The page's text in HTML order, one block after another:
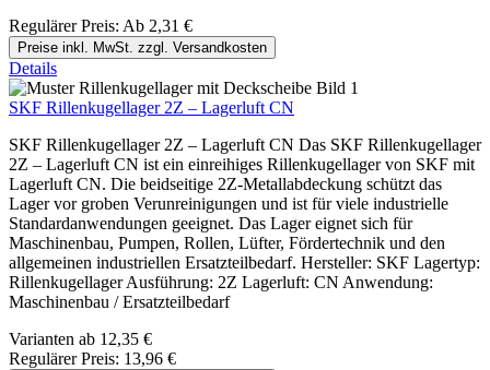
Regulärer Preis: Ab 2,31 €
Preise inkl. MwSt. zzgl. Versandkosten
Details
SKF Rillenkugellager 2Z – Lagerluft CN
SKF Rillenkugellager 2Z – Lagerluft CN Das SKF Rillenkugellager
2Z – Lagerluft CN ist ein einreihiges Rillenkugellager von SKF mit
Lagerluft CN. Die beidseitige 2Z-Metallabdeckung schützt das
Lager vor groben Verunreinigungen und ist für viele industrielle
Standardanwendungen geeignet. Das Lager eignet sich für
Maschinenbau, Pumpen, Rollen, Lüfter, Fördertechnik und den
allgemeinen industriellen Ersatzteilbedarf. Hersteller: SKF Lagertyp:
Rillenkugellager Ausführung: 2Z Lagerluft: CN Anwendung:
Maschinenbau / Ersatzteilbedarf
Varianten ab 12,35 €
Regulärer Preis: 13,96 €